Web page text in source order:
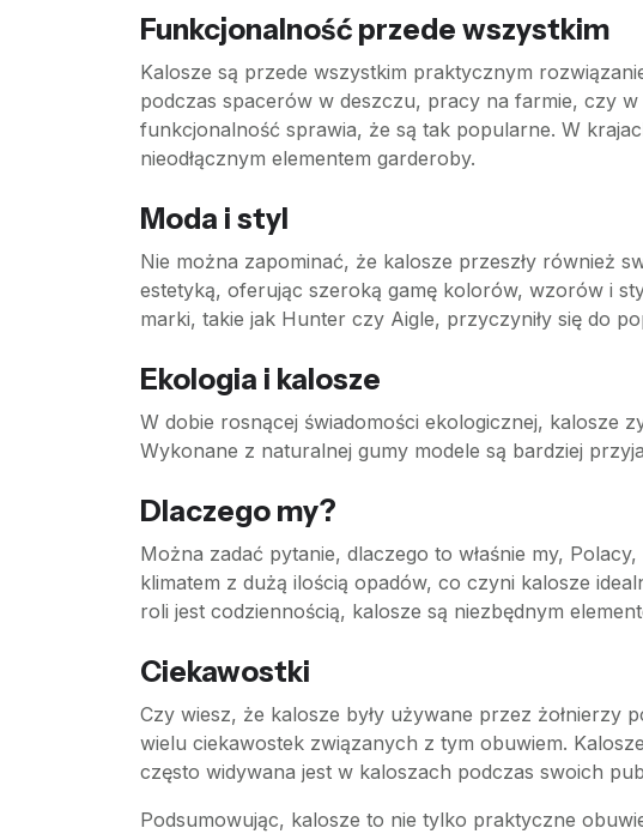
Funkcjonalność przede wszystkim
Kalosze są przede wszystkim praktycznym
podczas spacerów w deszczu, pracy na farmie, czy w
funkcjonalność sprawia, że są tak popularne. W
nieodłącznym elementem garderoby.
Moda i styl
Nie można zapominać, że kalosze przeszły również
estetyką, oferując szeroką gamę kolorów, wzorów i
marki, takie jak Hunter czy Aigle, przyczyniły się do
Ekologia i kalosze
W dobie rosnącej świadomości ekologicznej, kalosze
Wykonane z naturalnej gumy modele są bardziej
Dlaczego my?
Można zadać pytanie, dlaczego to właśnie my,
klimatem z dużą ilością opadów, co czyni kalosze
roli jest codziennością, kalosze są niezbędnym
Ciekawostki
Czy wiesz, że kalosze były używane przez
wielu ciekawostek związanych z tym obuwiem.
często widywana jest w kaloszach podczas swoich
Podsumowując, kalosze to nie tylko praktyczne